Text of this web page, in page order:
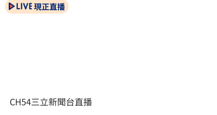
現正直播
CH54三立新聞台直播